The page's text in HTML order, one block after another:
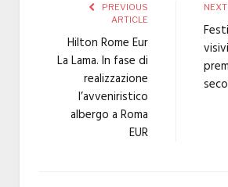
PREVIOUS
ARTICLE
Hilton Rome Eur
La Lama. In fase di
realizzazione
l’avveniristico
albergo a Roma
EUR